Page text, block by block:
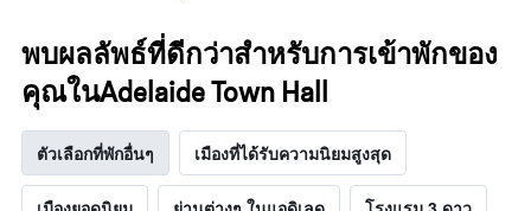
พบผลลัพธ์ที่ดีกว่าสำหรับการเข้าพักของ
คุณในAdelaide Town Hall
ตัวเลือกที่พักอื่นๆ เมืองที่ได้รับความนิยมสูงสุด